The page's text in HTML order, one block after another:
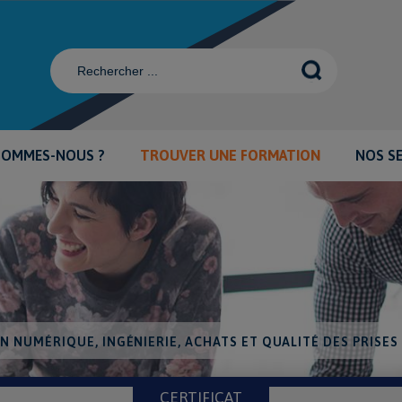
NOUS ? TROUVER UNE FORMATION NOS
NUMÉRIQUE, INGÉNIERIE, ACHATS ET QUALITÉ DES PRISES
CERTIFICAT